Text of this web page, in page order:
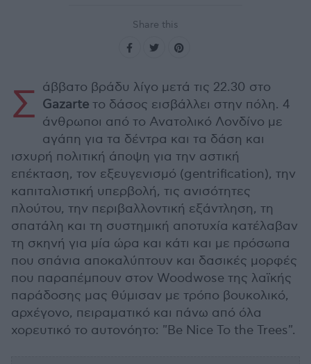
Share this
Σ άββατο βράδυ λίγο μετά τις 22.30 στο
Gazarte το δάσος εισβάλλει στην πόλη. 4
άνθρωποι από το Ανατολικό Λονδίνο με
αγάπη για τα δέντρα και τα δάση και
ισχυρή πολιτική άποψη για την αστική
επέκταση, τον εξευγενισμό (gentrification), την
καπιταλιστική υπερβολή, τις ανισότητες
πλούτου, την περιβαλλοντική εξάντληση, τη
σπατάλη και τη συστημική αποτυχία κατέλαβαν
τη σκηνή για μία ώρα και κάτι και με πρόσωπα
που σπάνια αποκαλύπτουν και δασικές μορφές
που παραπέμπουν στον Woodwose της λαϊκής
παράδοσης μας θύμισαν με τρόπο βουκολικό,
αρχέγονο, πειραματικό και πάνω από όλα
χορευτικό το αυτονόητο: "Be Nice To the Trees".